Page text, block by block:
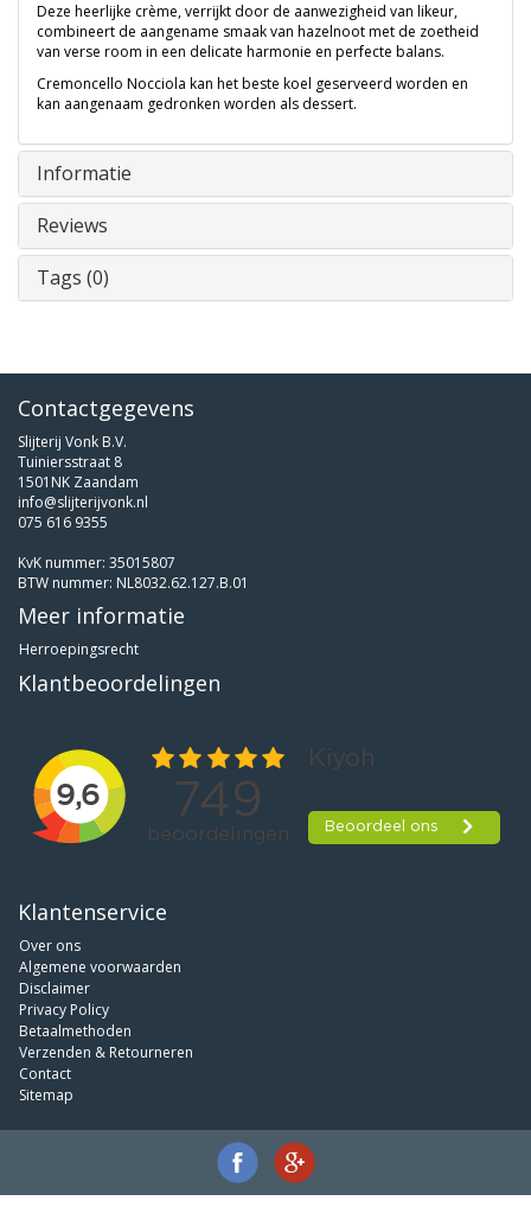
Deze heerlijke crème, verrijkt door de aanwezigheid van likeur,
combineert de aangename smaak van hazelnoot met de zoetheid
van verse room in een delicate harmonie en perfecte balans.
Cremoncello Nocciola kan het beste koel geserveerd worden en
kan aangenaam gedronken worden als dessert.
Informatie
Reviews
Tags (0)
Contactgegevens
Slijterij Vonk B.V.
Tuiniersstraat 8
1501NK Zaandam
info@slijterijvonk.nl
075 616 9355
KvK nummer: 35015807
BTW nummer: NL8032.62.127.B.01
Meer informatie
Herroepingsrecht
Klantbeoordelingen
Klantenservice
Over ons
Algemene voorwaarden
Disclaimer
Privacy Policy
Betaalmethoden
Verzenden & Retourneren
Contact
Sitemap